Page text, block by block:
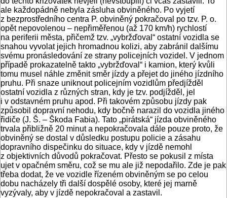
ale každopádně nebyla zásluha obviněného. Po vyjetí
z bezprostředního centra P. obviněný pokračoval po tzv. P. o.
opět nepovolenou – nepřiměřenou (až 170 km/h) rychlostí
na periferii města, přičemž tzv. „vybržďoval“ ostatní vozidla se
snahou vyvolat jejich hromadnou kolizi, aby zabránil dalšímu
svému pronásledování ze strany policejních vozidel. V jednom
případě prokazatelně takto „vybržďoval“ i kamion, který kvůli
tomu musel náhle změnit směr jízdy a přejet do jiného jízdního
pruhu. Při snaze uniknout policejním vozidlům předjížděl
ostatní vozidla z různých stran, kdy je tzv. podjížděl, jel
i v odstavném pruhu apod. Při takovém způsobu jízdy pak
způsobil dopravní nehodu, kdy bočně narazil do vozidla jiného
řidiče (J. Š. – Škoda Fabia). Tato „pirátská“ jízda obviněného
trvala přibližně 20 minut a nepokračovala dále pouze proto, že
obviněný se dostal v důsledku postupu policie a zásahu
dopravního dispečinku do situace, kdy v jízdě nemohl
z objektivních důvodů pokračovat. Přesto se pokusil z místa
ujet v opačném směru, což se mu ale již nepodařilo. Zde je pak
třeba dodat, že ve vozidle řízeném obviněným se po celou
dobu nacházely tři další dospělé osoby, které jej marně
vyzývaly, aby v jízdě nepokračoval a zastavil.